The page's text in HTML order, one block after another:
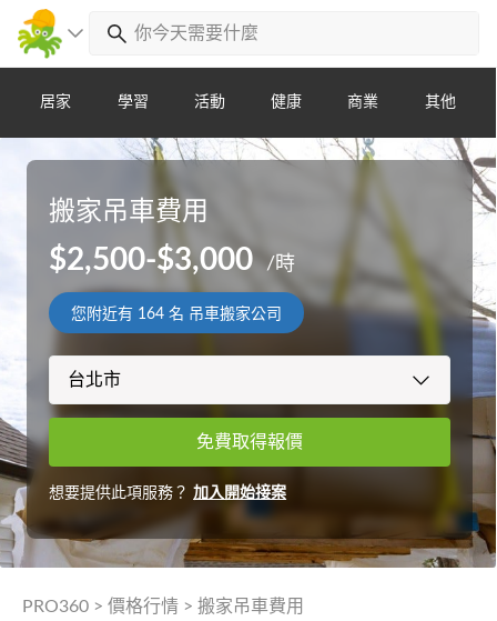
居家 學習 活動 健康 商業 其他
搬家吊車費用
$2,500-$3,000 /時
您附近有 164 名 吊車搬家公司
免費取得報價
想要提供此項服務？加入開始接案
PRO360 > 價格行情 > 搬家吊車費用